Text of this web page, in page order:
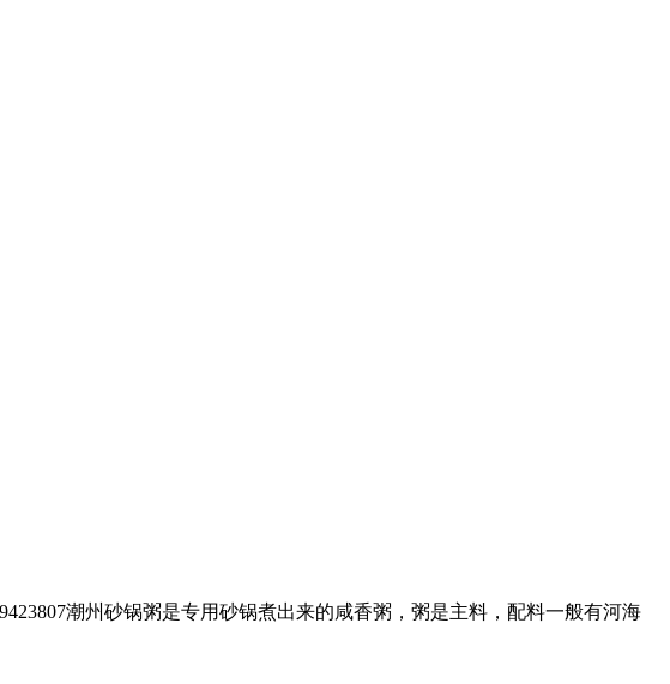
潮州砂锅粥是专用砂锅煮出来的咸香粥，粥是主料，配料一般有河海